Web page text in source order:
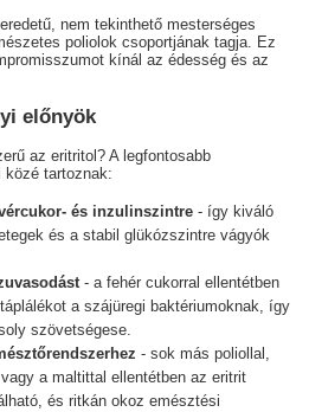
nem tekinthető mesterséges
poliolok csoportjának tagja. Ez
kínál az édesség és az
előnyök
az eritritol? A legfontosabb
közé tartoznak:
és inzulinszintre - így kiváló
és a stabil glükózszintre vágyók
- a fehér cukorral ellentétben
a szájüregi baktériumoknak, így
szövetségese.
- sok más poliollal,
a maltittal ellentétben az eritrit
és ritkán okoz emésztési